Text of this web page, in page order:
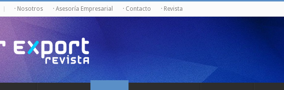
· Nosotros · Asesoría Empresarial · Contacto · Revista